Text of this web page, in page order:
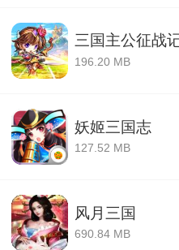
三国主公征战
196.20 MB
妖姬三国志
127.52 MB
风月三国
690.84 MB